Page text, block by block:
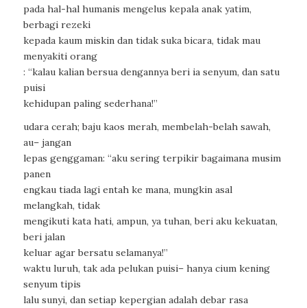
pada hal-hal humanis mengelus kepala anak yatim,
berbagi rezeki
kepada kaum miskin dan tidak suka bicara, tidak mau
menyakiti orang
: “kalau kalian bersua dengannya beri ia senyum, dan satu
puisi
kehidupan paling sederhana!”
udara cerah; baju kaos merah, membelah-belah sawah,
au– jangan
lepas genggaman: “aku sering terpikir bagaimana musim
panen
engkau tiada lagi entah ke mana, mungkin asal
melangkah, tidak
mengikuti kata hati, ampun, ya tuhan, beri aku kekuatan,
beri jalan
keluar agar bersatu selamanya!”
waktu luruh, tak ada pelukan puisi– hanya cium kening
senyum tipis
lalu sunyi, dan setiap kepergian adalah debar rasa